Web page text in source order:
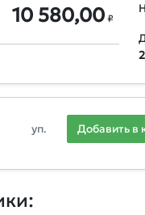
10 580,00 ₽
уп. Добавить в